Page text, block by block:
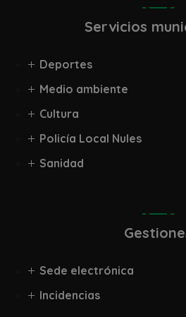
Servicios
Deportes
Medio ambiente
Cultura
Policía Local Nules
Sanidad
Sede electrónica
Incidencias